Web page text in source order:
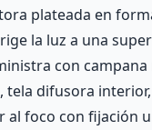
plateada en
la luz a una
con
tela difusora
al foco con fijación